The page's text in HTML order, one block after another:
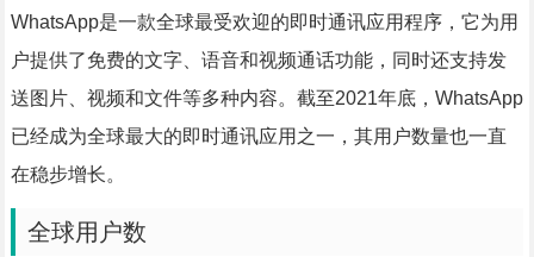
WhatsApp是一款全球最受欢迎的即时通讯应用程序，它为用
户提供了免费的文字、语音和视频通话功能，同时还支持发
送图片、视频和文件等多种内容。截至2021年底，WhatsApp
已经成为全球最大的即时通讯应用之一，其用户数量也一直
在稳步增长。
全球用户数